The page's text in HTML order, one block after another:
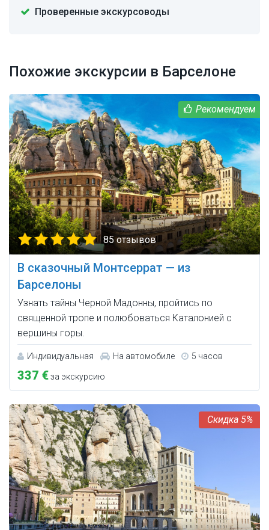
Проверенные экскурсоводы
Похожие экскурсии в Барселоне
85 отзывов
В сказочный Монтсеррат — из
Барселоны
Узнать тайны Черной Мадонны, пройтись по
священной тропе и полюбоваться Каталонией с
вершины горы.
Индивидуальная На автомобиле 5 часов
337 €за экскурсию
5%